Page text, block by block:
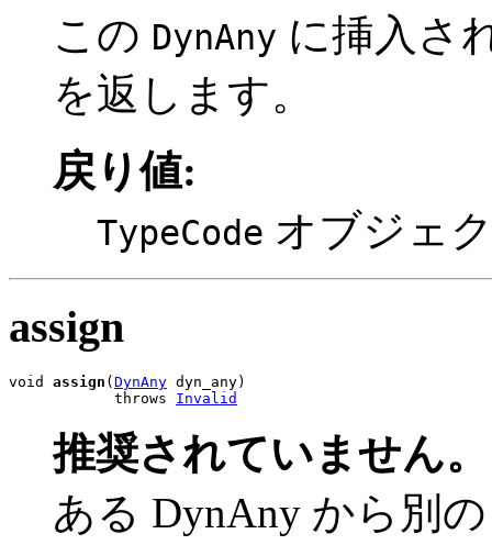
この DynAny に挿入さ
を返します。
戻り値:
TypeCode オブジェ
assign
void assign (DynAny dyn_any)
            throws
Invalid
推奨されていません。
ある DynAny から別